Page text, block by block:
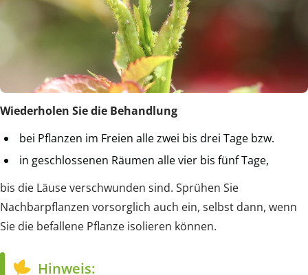
Wiederholen Sie die Behandlung
bei Pflanzen im Freien alle zwei bis drei Tage bzw.
in geschlossenen Räumen alle vier bis fünf Tage,
bis die Läuse verschwunden sind. Sprühen Sie
Nachbarpflanzen vorsorglich auch ein, selbst dann, wenn
Sie die befallene Pflanze isolieren können.
Hinweis: